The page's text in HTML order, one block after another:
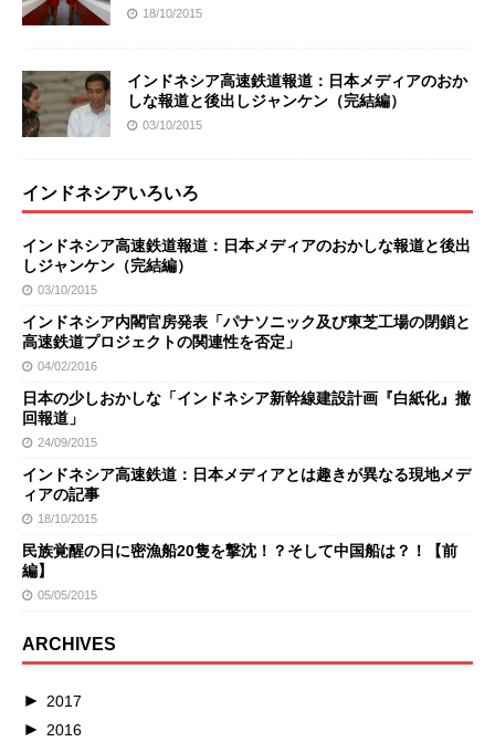
18/10/2015
インドネシア高速鉄道報道：日本メディアのおか
しな報道と後出しジャンケン（完結編）
03/10/2015
インドネシアいろいろ
インドネシア高速鉄道報道：日本メディアのおかしな報道と後出
しジャンケン（完結編）
03/10/2015
インドネシア内閣官房発表「パナソニック及び東芝工場の閉鎖と
高速鉄道プロジェクトの関連性を否定」
04/02/2016
日本の少しおかしな「インドネシア新幹線建設計画『白紙化』撤
回報道」
24/09/2015
インドネシア高速鉄道：日本メディアとは趣きが異なる現地メデ
ィアの記事
18/10/2015
民族覚醒の日に密漁船20隻を撃沈！？そして中国船は？！【前
編】
05/05/2015
ARCHIVES
► 2017
► 2016